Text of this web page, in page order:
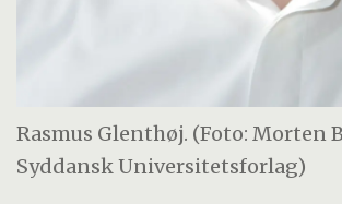
Rasmus Glenthøj. (Foto: Morten
Syddansk Universitetsforlag)